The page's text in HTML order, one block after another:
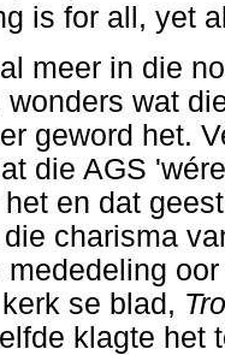
is for all, yet
meer in die
wonders wat
geword het.
die AGS
en dat
charisma
se blad,
klagte het